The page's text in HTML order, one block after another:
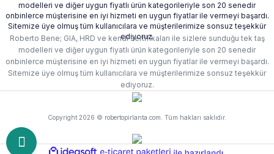
Roberto Bene; GIA, HRD ve kendi sertifikaları ile sizlere sunduğu tek taş
modelleri ve diğer uygun fiyatlı ürün kategorileriyle son 20 senedir
onbinlerce müşterisine en iyi hizmeti en uygun fiyatlar ile vermeyi başardı.
Sitemize üye olmuş tüm kullanıcılara ve müşterilerimize sonsuz teşekkür
ediyoruz.
Copyright 2026 © robertopirlanta.com. Tüm hakları saklıdır.
ideasoft e-